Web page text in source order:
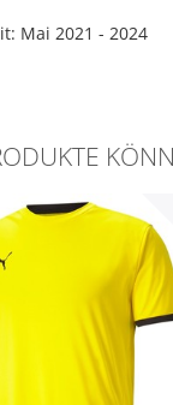
Mai 2021 - 2024